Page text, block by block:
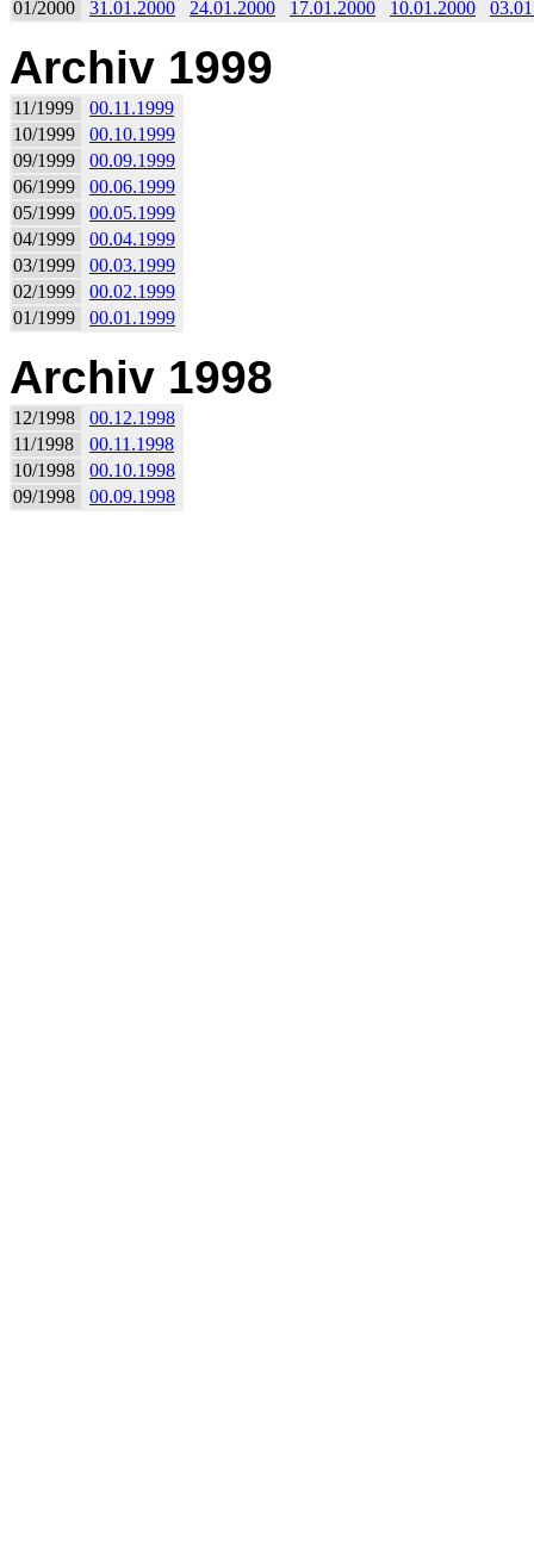
01/2000 31.01.2000 24.01.2000 17.01.2000 10.01.2000
Archiv 1999
11/1999
00.11.1999
10/1999
00.10.1999
09/1999
00.09.1999
06/1999
00.06.1999
05/1999
00.05.1999
04/1999
00.04.1999
03/1999
00.03.1999
02/1999
00.02.1999
01/1999
00.01.1999
Archiv 1998
12/1998
00.12.1998
11/1998
00.11.1998
10/1998
00.10.1998
09/1998
00.09.1998